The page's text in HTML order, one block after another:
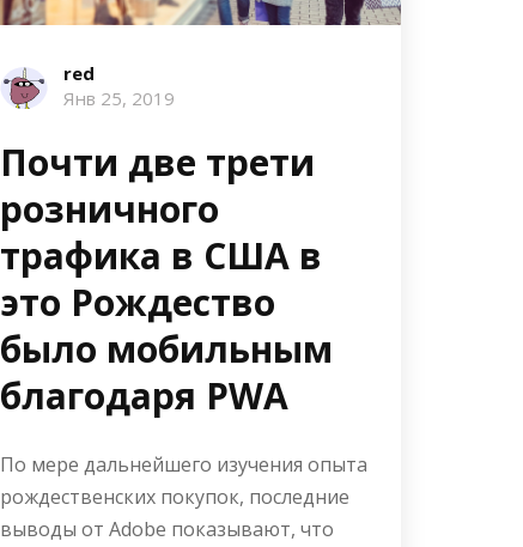
red
Янв 25, 2019
Почти две трети
розничного
трафика в США в
это Рождество
было мобильным
благодаря PWA
По мере дальнейшего изучения опыта
рождественских покупок, последние
выводы от Adobe показывают, что